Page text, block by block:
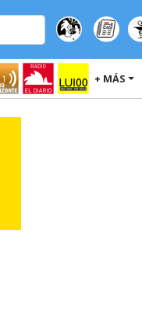
+ MÁS